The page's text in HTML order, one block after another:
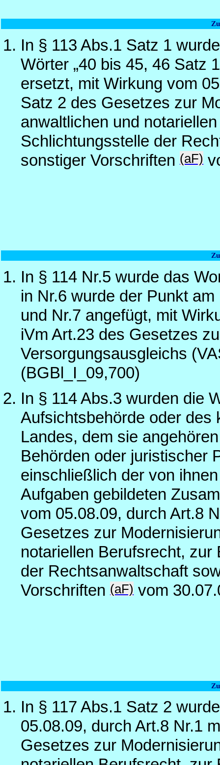
In § 113 Abs.1 Satz 1
Wörter „40 bis 45, 46 Satz
ersetzt, mit Wirkung vom
Satz 2 des Gesetzes zur
anwaltlichen und
Schlichtungsstelle der
sonstiger Vorschriften (aF)
In § 114 Nr.5 wurde das
in Nr.6 wurde der Punkt
und Nr.7 angefügt, mit
iVm Art.23 des Gesetzes
Versorgungsausgleichs
(BGBl_I_09,700)
In § 114 Abs.3 wurden die
Aufsichtsbehörde oder des
Landes, dem sie
Behörden oder juristischer
einschließlich der von
Aufgaben gebildeten
vom 05.08.09, durch Art.8
Gesetzes zur
notariellen Berufsrecht,
der Rechtsanwaltschaft
Vorschriften (aF) vom
In § 117 Abs.1 Satz 2
05.08.09, durch Art.8 Nr.1
Gesetzes zur